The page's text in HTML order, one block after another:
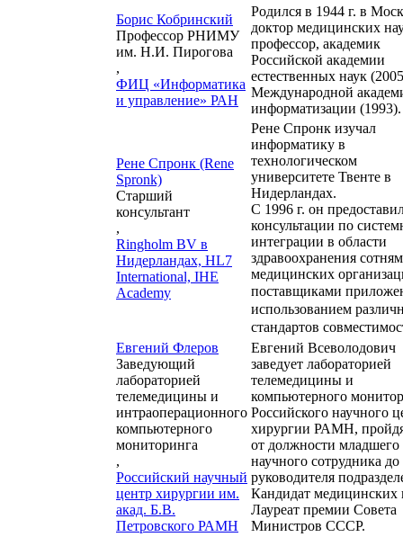
Борис Кобринский
Профессор РНИМУ
им. Н.И. Пирогова
,
ФИЦ «Информатика
и управление» РАН
Родился в 1944 г. в
доктор медицинских
профессор, академик
Российской академии
естественных наук
Международной
информатизации (1993).
Рене Спронк (Rene
Spronk)
Старший
консультант
,
Ringholm BV в
Нидерландах, HL7
International, IHE
Academy
Рене Спронк изучал
информатику в
технологическом
университете Твенте в
Нидерландах.
С 1996 г. он
консультации по
интеграции в области
здравоохранения сотням
медицинских
поставщиками
использованием
стандартов
Евгений Флеров
Заведующий
лабораторией
телемедицины и
интраоперационного
компьютерного
мониторинга
,
Российский научный
центр хирургии им.
акад. Б.В.
Петровского РАМН
Евгений Всеволодович
заведует лабораторией
телемедицины и
компьютерного
Российского научного
хирургии РАМН,
от должности младшего
научного сотрудника до
руководителя
Кандидат медицинских
Лауреат премии Совета
Министров СССР.